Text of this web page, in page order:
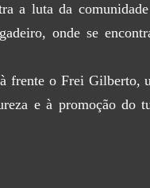
a luta da
onde se
frente o Frei Gilberto,
e à promoção do